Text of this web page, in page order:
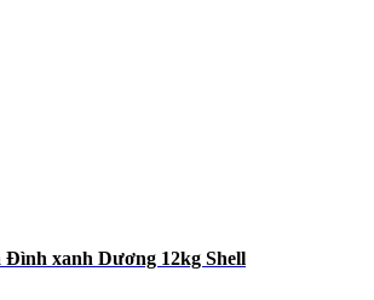
Đình xanh Dương 12kg Shell